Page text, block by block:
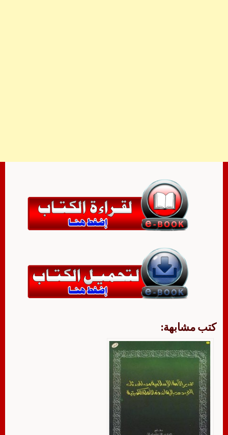
كتب مشابهة: